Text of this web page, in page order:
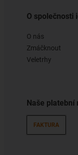
O společnosti
O nás
Zmáčknout
Veletrhy
Naše platební
FAKTURA